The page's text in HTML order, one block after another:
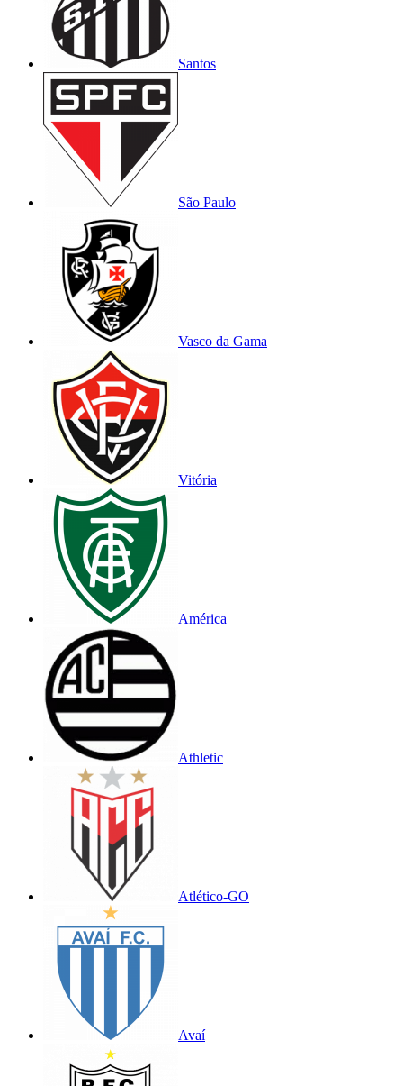
Santos
São Paulo
Vasco da Gama
Vitória
América
Athletic
Atlético-GO
Avaí